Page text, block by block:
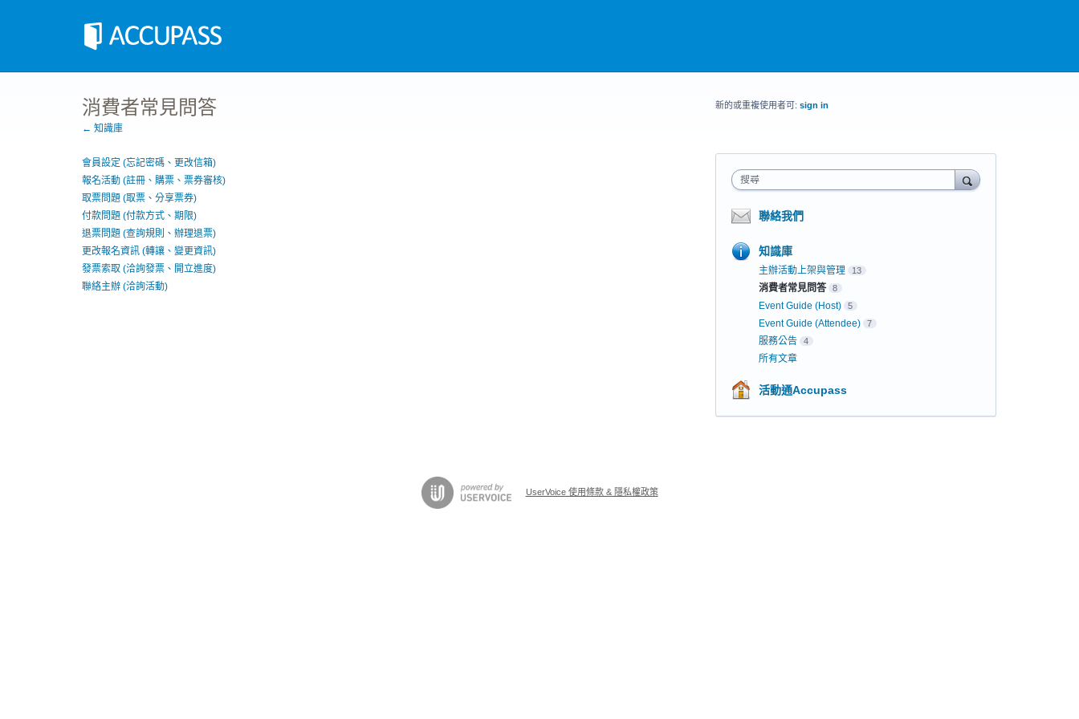
消費者常見問答
← 知識庫
會員設定 (忘記密碼、更改信箱)
報名活動 (註冊、購票、票券審核)
取票問題 (取票、分享票券)
付款問題 (付款方式、期限)
退票問題 (查詢規則、辦理退票)
更改報名資訊 (轉讓、變更資訊)
發票索取 (洽詢發票、開立進度)
聯絡主辦 (洽詢活動)
新的或重複使用者可: sign in
搜尋
聯絡我們
知識庫
主辦活動上架與管理 13
消費者常見問答 8
Event Guide (Host) 5
Event Guide (Attendee) 7
服務公告 4
所有文章
活動通Accupass
UserVoice 使用條款 & 隱私權政策